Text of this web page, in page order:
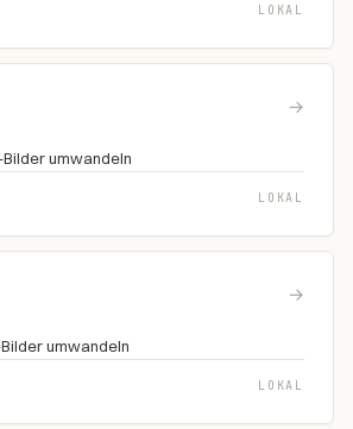
LOKAL
→
Bilder umwandeln
LOKAL
→
umwandeln
LOKAL